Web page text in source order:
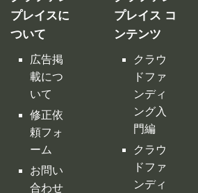
プレイスに
ついて
広告掲
載につ
いて
修正依
頼フォ
プレイス コ
ンテンツ
クラウ
ドファ
ンディ
ング入
門編